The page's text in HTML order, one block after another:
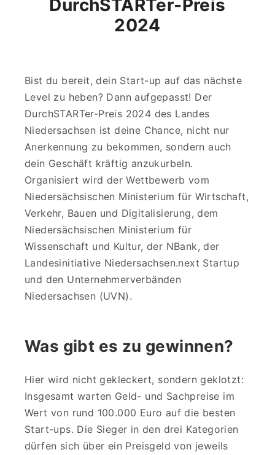
DurchSTARTer-Preis
2024
Bist du bereit, dein Start-up auf das nächste
Level zu heben? Dann aufgepasst! Der
DurchSTARTer-Preis 2024 des Landes
Niedersachsen ist deine Chance, nicht nur
Anerkennung zu bekommen, sondern auch
dein Geschäft kräftig anzukurbeln.
Organisiert wird der Wettbewerb vom
Niedersächsischen Ministerium für Wirtschaft,
Verkehr, Bauen und Digitalisierung, dem
Niedersächsischen Ministerium für
Wissenschaft und Kultur, der NBank, der
Landesinitiative Niedersachsen.next Startup
und den Unternehmerverbänden
Niedersachsen (UVN).
Was gibt es zu gewinnen?
Hier wird nicht gekleckert, sondern geklotzt:
Insgesamt warten Geld- und Sachpreise im
Wert von rund 100.000 Euro auf die besten
Start-ups. Die Sieger in den drei Kategorien
dürfen sich über ein Preisgeld von jeweils